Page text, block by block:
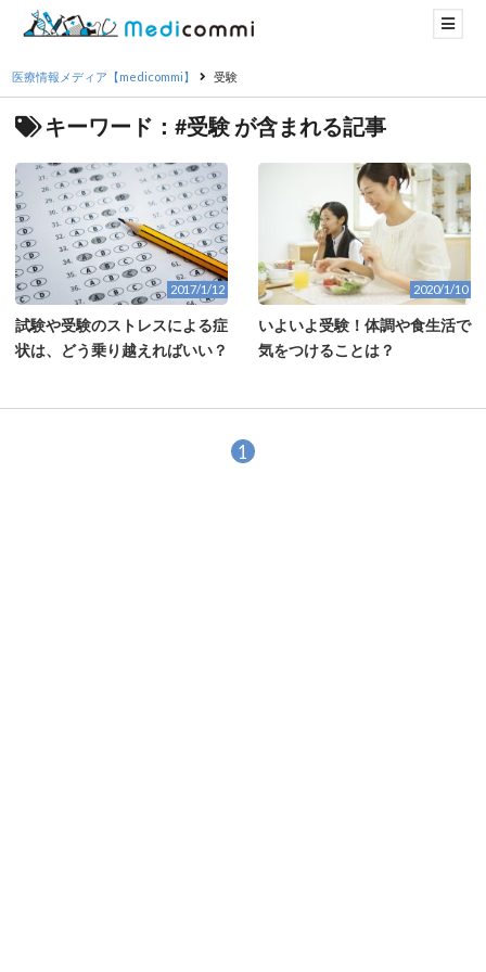
医療情報メディア【medicommi】 受験
キーワード：#受験 が含まれる記事
2017/1/12
試験や受験のストレスによる症
状は、どう乗り越えればいい？
2020/1/10
いよいよ受験！体調や食生活で
気をつけることは？
1